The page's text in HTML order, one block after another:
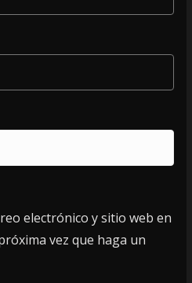
electrónico y sitio web en
vez que haga un